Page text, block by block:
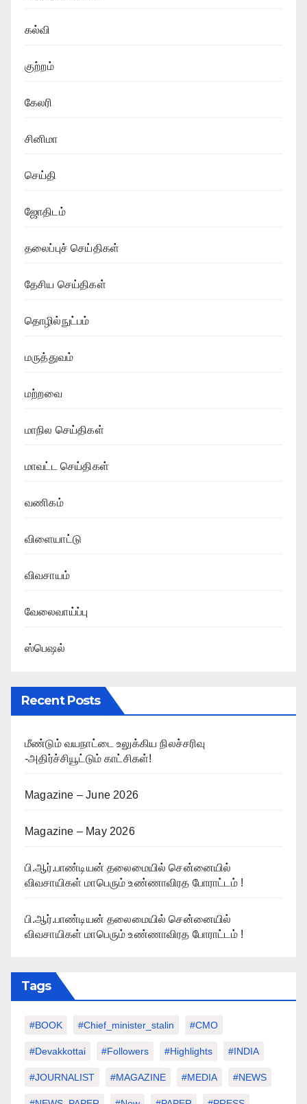
கல்வி
குற்றம்
கேலரி
சினிமா
செய்தி
ஜோதிடம்
தலைப்புச் செய்திகள்
தேசிய செய்திகள்
தொழில்நுட்பம்
மருத்துவம்
மற்றவை
மாநில செய்திகள்
மாவட்ட செய்திகள்
வணிகம்
விளையாட்டு
விவசாயம்
வேலைவாய்ப்பு
ஸ்பெஷல்
Recent Posts
மீண்டும் வயநாட்டை உலுக்கிய நிலச்சரிவு
-அதிர்ச்சியூட்டும் காட்சிகள்!
Magazine – June 2026
Magazine – May 2026
பி.ஆர்.பாண்டியன் தலைமையில் சென்னையில்
விவசாயிகள் மாபெரும் உண்ணாவிரத போராட்டம் !
பி.ஆர்.பாண்டியன் தலைமையில் சென்னையில்
விவசாயிகள் மாபெரும் உண்ணாவிரத போராட்டம் !
Tags
#BOOK #chief_minister_stalin #CMO
#devakkottai #followers #highlights #INDIA
#JOURNALIST #MAGAZINE #MEDIA #NEWS